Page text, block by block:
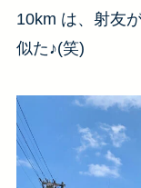
10km は、射友
似た♪(笑)